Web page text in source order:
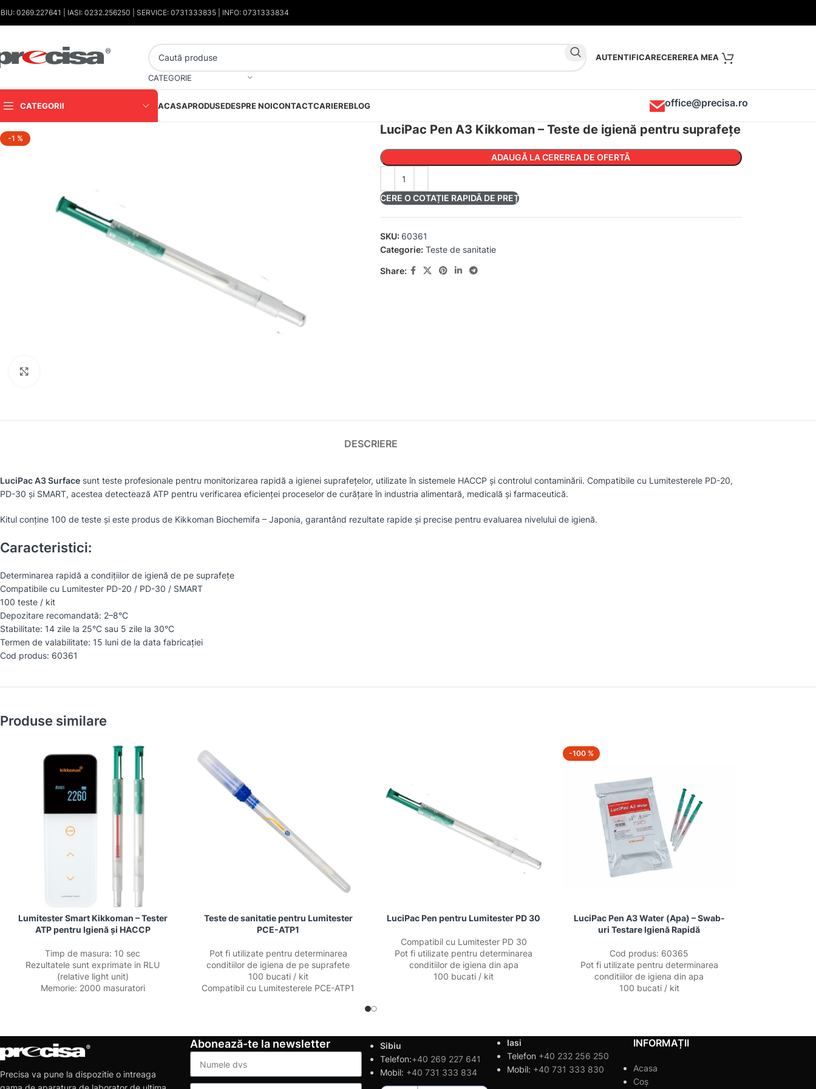
0269.227641 | IASI: 0232.256250 | SERVICE: 0731333835 | INFO: 0731333834
CATEGORIE
AUTENTIFICARE
CATEGORII ACASAPRODUSEDESPRE NOICONTACTCARIEREBLOG office@precisa.ro
-1 %
LuciPac Pen A3 Kikkoman – Teste de igienă pentru suprafețe
ADAUGĂ LA CEREREA DE OFERTĂ
CERE O COTAȚIE RAPIDĂ DE PREȚ
SKU: 60361
Categorie: Teste de sanitatie
Share:
DESCRIERE
LuciPac A3 Surface sunt teste profesionale pentru monitorizarea rapidă a igienei suprafețelor, utilizate în sistemele HACCP și controlul contaminării. Compatibile cu Lumitesterele PD-20,
PD-30 și SMART, acestea detectează ATP pentru verificarea eficienței proceselor de curățare în industria alimentară, medicală și farmaceutică.
Kitul conține 100 de teste și este produs de Kikkoman Biochemifa – Japonia, garantând rezultate rapide și precise pentru evaluarea nivelului de igienă.
Caracteristici:
Determinarea rapidă a condițiilor de igienă de pe suprafețe
Compatibile cu Lumitester PD-20 / PD-30 / SMART
100 teste / kit
Depozitare recomandată: 2–8°C
Stabilitate: 14 zile la 25°C sau 5 zile la 30°C
Termen de valabilitate: 15 luni de la data fabricației
Cod produs: 60361
Produse similare
Lumitester Smart Kikkoman – Tester
ATP pentru Igienă și HACCP
Timp de masura: 10 sec
Rezultatele sunt exprimate in RLU
(relative light unit)
Memorie: 2000 masuratori
Teste de sanitatie pentru Lumitester
PCE-ATP1
Pot fi utilizate pentru determinarea
conditiilor de igiena de pe suprafete
100 bucati / kit
Compatibil cu Lumitesterele PCE-ATP1
LuciPac Pen pentru Lumitester PD 30
Compatibil cu Lumitester PD 30
Pot fi utilizate pentru determinarea
conditiilor de igiena din apa
100 bucati / kit
-100 %
LuciPac Pen A3 Water (Apa) – Swab-
uri Testare Igienă Rapidă
Cod produs: 60365
Pot fi utilizate pentru determinarea
conditiilor de igiena din apa
100 bucati / kit
Precisa va pune la dispozitie o intreaga
Abonează-te la newsletter
Sibiu
Telefon:+40 269 227 641
Mobil: +40 731 333 834
Iasi
Telefon +40 232 256 250
Mobil: +40 731 333 830
INFORMAȚII
Acasa
Coș